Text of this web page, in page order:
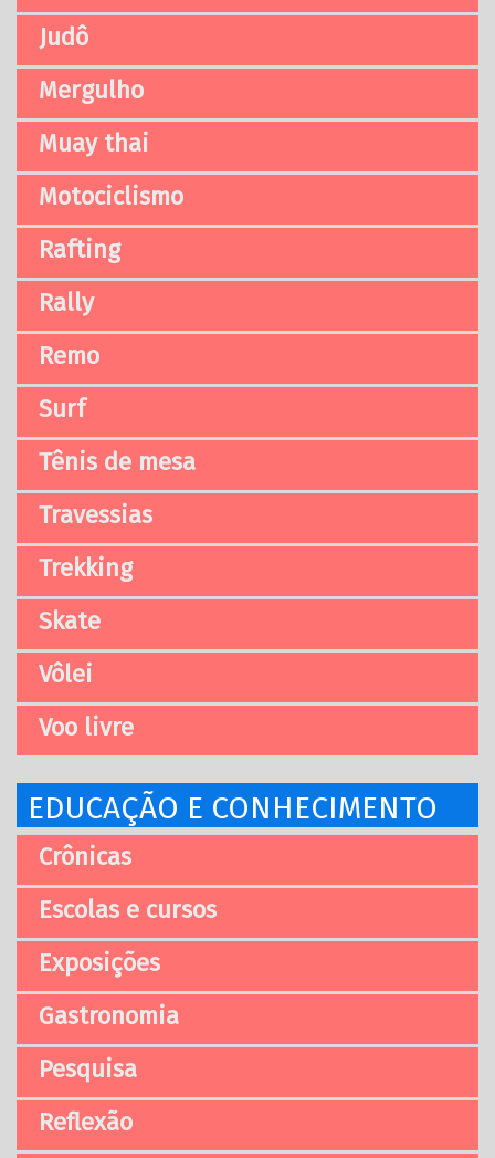
Judô
Mergulho
Muay thai
Motociclismo
Rafting
Rally
Remo
Surf
Tênis de mesa
Travessias
Trekking
Skate
Vôlei
Voo livre
EDUCAÇÃO E CONHECIMENTO
Crônicas
Escolas e cursos
Exposições
Gastronomia
Pesquisa
Reflexão